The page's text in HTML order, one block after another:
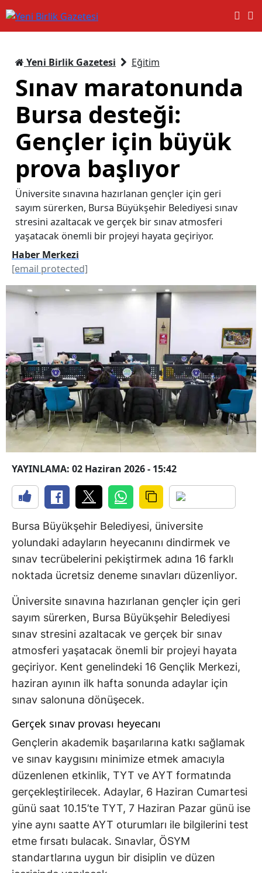
Yeni Birlik Gazetesi Eğitim
Sınav maratonunda
Bursa desteği:
Gençler için büyük
prova başlıyor
Üniversite sınavına hazırlanan gençler için geri
sayım sürerken, Bursa Büyükşehir Belediyesi sınav
stresini azaltacak ve gerçek bir sınav atmosferi
yaşatacak önemli bir projeyi hayata geçiriyor.
Haber Merkezi
[email protected]
YAYINLAMA: 02 Haziran 2026 - 15:42
Bursa Büyükşehir Belediyesi, üniversite
yolundaki adayların heyecanını dindirmek ve
sınav tecrübelerini pekiştirmek adına 16 farklı
noktada ücretsiz deneme sınavları düzenliyor.
Üniversite sınavına hazırlanan gençler için geri
sayım sürerken, Bursa Büyükşehir Belediyesi
sınav stresini azaltacak ve gerçek bir sınav
atmosferi yaşatacak önemli bir projeyi hayata
geçiriyor. Kent genelindeki 16 Gençlik Merkezi,
haziran ayının ilk hafta sonunda adaylar için
sınav salonuna dönüşecek.
Gerçek sınav provası heyecanı
Gençlerin akademik başarılarına katkı sağlamak
ve sınav kaygısını minimize etmek amacıyla
düzenlenen etkinlik, TYT ve AYT formatında
gerçekleştirilecek. Adaylar, 6 Haziran Cumartesi
günü saat 10.15’te TYT, 7 Haziran Pazar günü ise
yine aynı saatte AYT oturumları ile bilgilerini test
etme fırsatı bulacak. Sınavlar, ÖSYM
standartlarına uygun bir disiplin ve düzen